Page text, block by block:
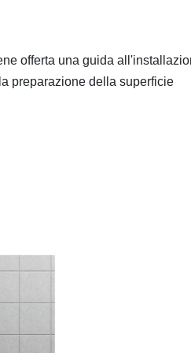
offerta una guida
preparazione della superficie